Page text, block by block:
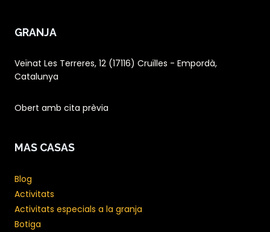
GRANJA
Veïnat Les Terreres, 12 (17116) Cruïlles - Empordà,
Catalunya
Obert amb cita prèvia
MAS CASAS
Blog
Activitats
Activitats especials a la granja
Botiga